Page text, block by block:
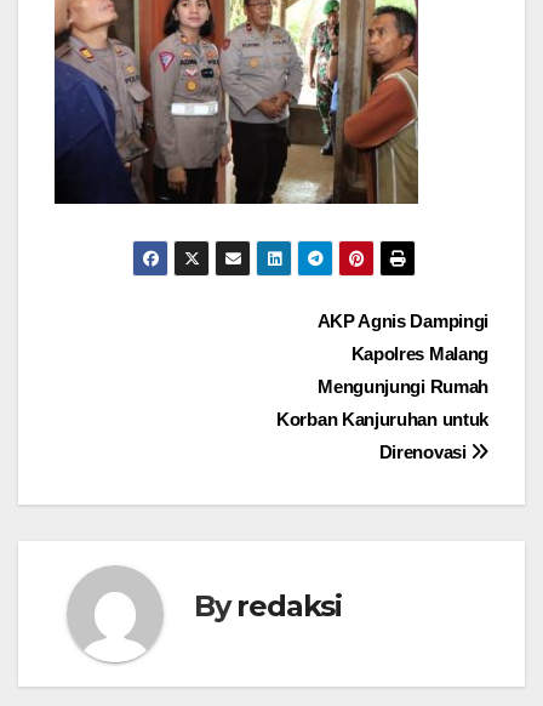
AKP Agnis Dampingi
Kapolres Malang
Mengunjungi Rumah
Korban Kanjuruhan untuk
Direnovasi
Byredaksi